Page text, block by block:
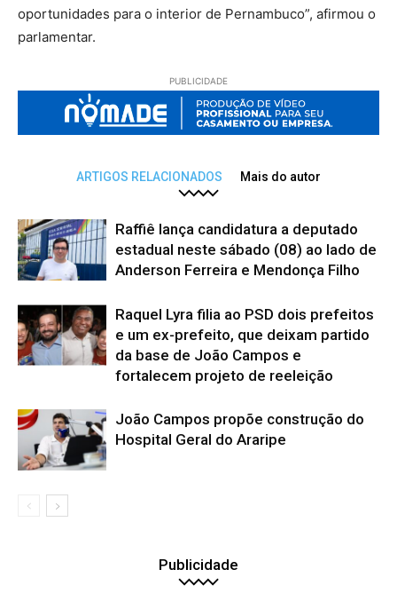
oportunidades para o interior de Pernambuco”, afirmou o
parlamentar.
PUBLICIDADE
ARTIGOS RELACIONADOS Mais do autor
Raffiê lança candidatura a deputado
estadual neste sábado (08) ao lado de
Anderson Ferreira e Mendonça Filho
Raquel Lyra filia ao PSD dois prefeitos
e um ex-prefeito, que deixam partido
da base de João Campos e
fortalecem projeto de reeleição
João Campos propõe construção do
Hospital Geral do Araripe
Publicidade